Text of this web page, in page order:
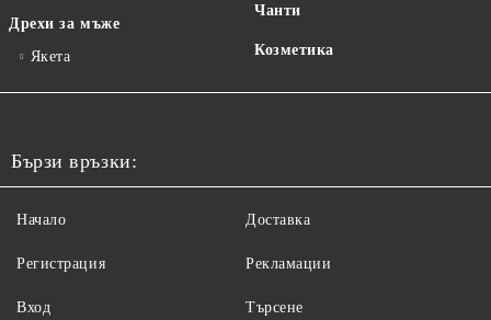
Дрехи за мъже
Якета
Чанти
Козметика
Бързи връзки:
Начало
Регистрация
Вход
Доставка
Рекламации
Търсене